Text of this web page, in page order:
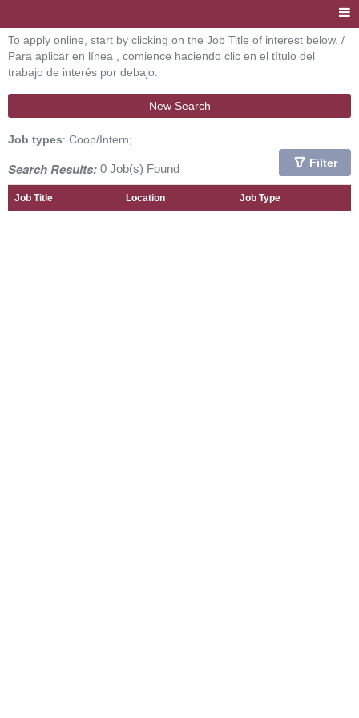
To apply online, start by clicking on the Job Title of interest below. /
Para aplicar en línea , comience haciendo clic en el título del
trabajo de interés por debajo.
New Search
Job types: Coop/Intern;
Search Results: 0 Job(s) Found Filter
Job Title Location Job Type